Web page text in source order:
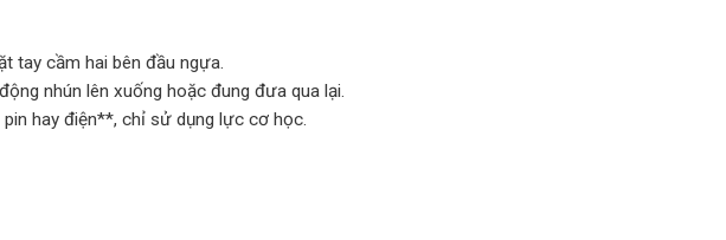
tay cầm hai bên đầu ngựa.
nhún lên xuống hoặc đung đưa qua lại.
hay điện**, chỉ sử dụng lực cơ học.